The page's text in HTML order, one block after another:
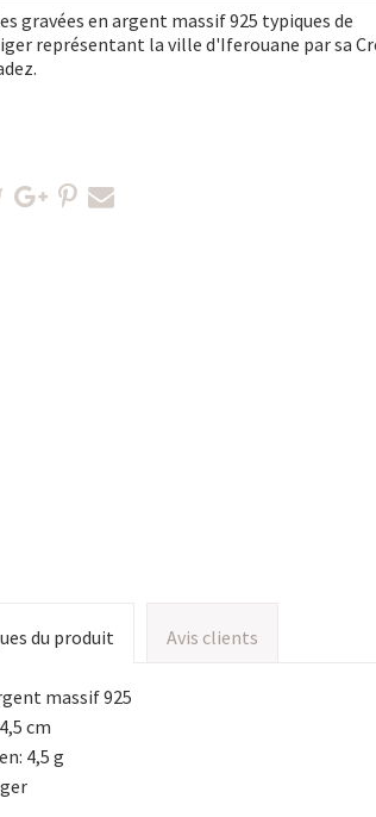
gravées en argent massif 925 typiques de
représentant la ville d'Iferouane par sa
du produit Avis clients
massif 925
cm
4,5 g